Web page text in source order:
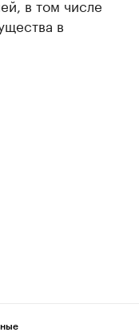
в том числе
в